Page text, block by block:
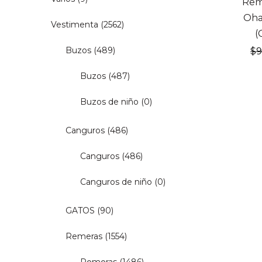
$
Vestimenta (2562)
Buzos (489)
Buzos (487)
Buzos de niño (0)
Canguros (486)
Canguros (486)
Canguros de niño (0)
GATOS (90)
Remeras (1554)